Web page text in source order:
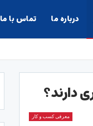
درباره ما تماس با ما
معرفی کسب و کار